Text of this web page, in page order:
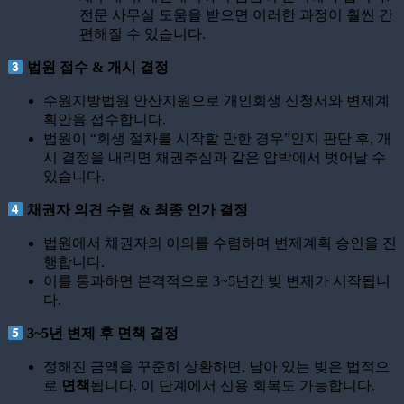
전문 사무실 도움을 받으면 이러한 과정이 훨씬 간
편해질 수 있습니다.
법원 접수 & 개시 결정
수원지방법원 안산지원으로 개인회생 신청서와 변제계
획안을 접수합니다.
법원이 “회생 절차를 시작할 만한 경우”인지 판단 후, 개
시 결정을 내리면 채권추심과 같은 압박에서 벗어날 수
있습니다.
채권자 의견 수렴 & 최종 인가 결정
법원에서 채권자의 이의를 수렴하며 변제계획 승인을 진
행합니다.
이를 통과하면 본격적으로 3~5년간 빚 변제가 시작됩니
다.
3~5년 변제 후 면책 결정
정해진 금액을 꾸준히 상환하면, 남아 있는 빚은 법적으
로 면책 됩니다. 이 단계에서 신용 회복도 가능합니다.